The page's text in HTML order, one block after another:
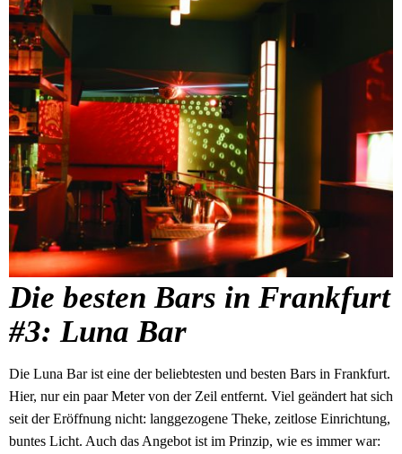
Die besten Bars in Frankfurt
#3: Luna Bar
Die Luna Bar ist eine der beliebtesten und besten Bars in Frankfurt.
Hier, nur ein paar Meter von der Zeil entfernt. Viel geändert hat sich
seit der Eröffnung nicht: langgezogene Theke, zeitlose Einrichtung,
buntes Licht. Auch das Angebot ist im Prinzip, wie es immer war: